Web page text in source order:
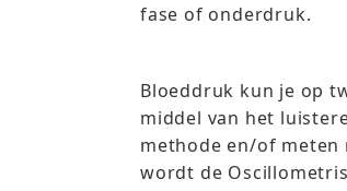
fase of onderdruk.
Bloeddruk kun je op
middel van het
methode en/of
wordt de